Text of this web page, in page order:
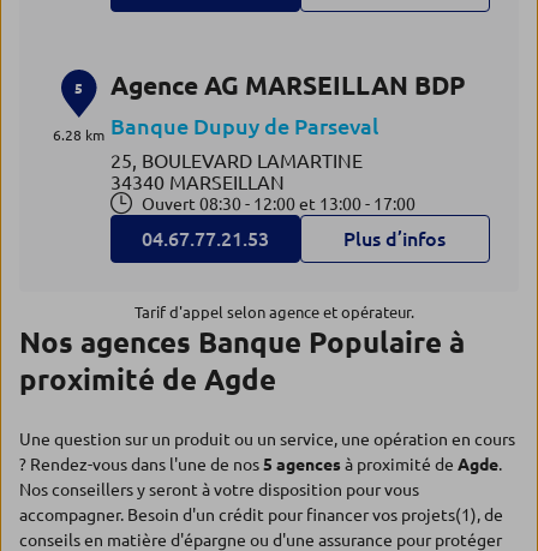
5
6.28 km
Agence AG MARSEILLAN BDP
Banque Dupuy de Parseval
25, BOULEVARD LAMARTINE
34340 MARSEILLAN
Ouvert 08:30 - 12:00 et 13:00 - 17:00
04.67.77.21.53 Plus d’infos
Tarif d'appel selon agence et opérateur.
Nos agences Banque Populaire à
proximité de Agde
Une question sur un produit ou un service, une opération en cours
? Rendez-vous dans l'une de nos5 agencesà proximité de Agde.
Nos conseillers y seront à votre disposition pour vous
accompagner. Besoin d'un crédit pour financer vos projets(1), de
conseils en matière d'épargne ou d'une assurance pour protéger